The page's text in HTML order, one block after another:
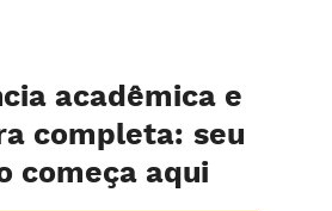
acadêmica e
completa: seu
começa aqui